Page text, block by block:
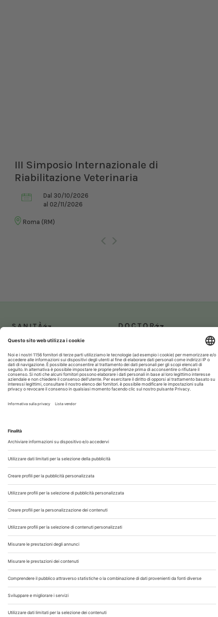
III Simposio Internazionale di
Riabilitazione Veterinaria
Dal 30/10/2026
al 02/11/2026
Roma (RM)
Chi Siamo
Contatti
Note Legali
Privacy